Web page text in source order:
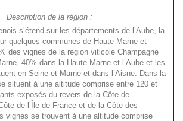
Description de la région :
s’étend sur les départements de l’Aube, la
quelques communes de Haute-Marne et
des vignes de la région viticole Champagne
40% dans la Haute-Marne et l’Aube et les
en Seine-et-Marne et dans l’Aisne. Dans la
situent à une altitude comprise entre 120 et
exposés du revers de la Côte de
de l’Île de France et de la Côte des
vignes se trouvent à une altitude comprise